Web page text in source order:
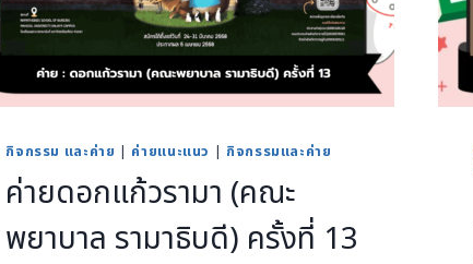
กิจกรรม และค่าย ค่ายแนะแนว กิจกรรมและค่าย
ค่ายดอกแก้วรามา (คณะ
พยาบาล รามาธิบดี) ครั้งที่ 13